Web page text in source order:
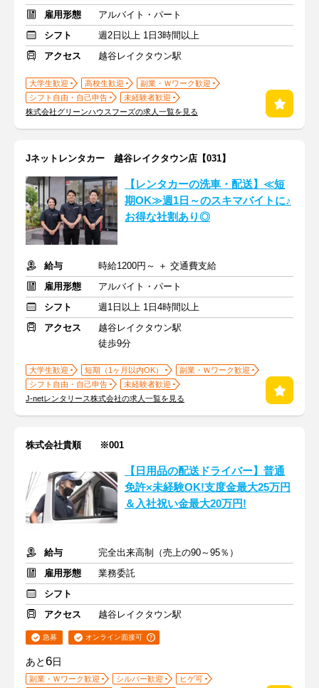
雇用形態
アルバイト・パート
シフト
週2日以上 1日3時間以上
アクセス
越谷レイクタウン駅
大学生歓迎 高校生歓迎
副業・Ｗワーク歓迎
シフト自由・自己申告
未経験者歓迎
株式会社グリーンハウスフーズの求人一覧を見る
Jネットレンタカー 越谷レイクタウン店【031】
【レンタカーの洗車・配送】≪短
期OK≫週1日～のスキマバイトに♪
お得な社割あり◎
給与
時給1200円～ ＋ 交通費支給
雇用形態
アルバイト・パート
シフト
週1日以上 1日4時間以上
アクセス
越谷レイクタウン駅
徒歩9分
大学生歓迎 短期（1ヶ月以内OK）
副業・Ｗワーク歓迎
シフト自由・自己申告
未経験者歓迎
J-netレンタリース株式会社の求人一覧を見る
株式会社貴順 ※001
【日用品の配送ドライバー】普通
免許×未経験OK!支度金最大25万円
＆入社祝い金最大20万円!
給与
完全出来高制（売上の90～95％）
雇用形態
業務委託
シフト
アクセス
越谷レイクタウン駅
急募 オンライン面接可
あと6日
副業・Ｗワーク歓迎 シルバー歓迎
ヒゲ可